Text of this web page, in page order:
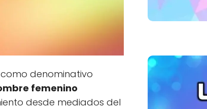
denominativo
femenino
desde mediados del